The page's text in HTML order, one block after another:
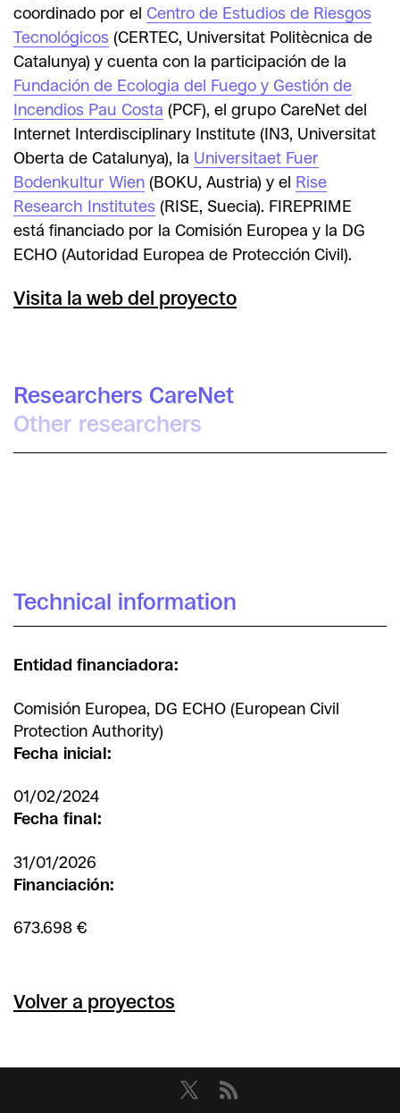
coordinado por el Centro de Estudios de Riesgos
Tecnológicos (CERTEC, Universitat Politècnica de
Catalunya) y cuenta con la participación de la
Fundación de Ecologia del Fuego y Gestión de
Incendios Pau Costa (PCF), el grupo CareNet del
Internet Interdisciplinary Institute (IN3, Universitat
Oberta de Catalunya), la Universitaet Fuer
Bodenkultur Wien (BOKU, Austria) y el Rise
Research Institutes (RISE, Suecia). FIREPRIME
está financiado por la Comisión Europea y la DG
ECHO (Autoridad Europea de Protección Civil).
Visita la web del proyecto
Researchers CareNet
Other researchers
Technical information
Entidad financiadora:
Comisión Europea, DG ECHO (European Civil
Protection Authority)
Fecha inicial:
01/02/2024
Fecha final:
31/01/2026
Financiación:
673.698 €
Volver a proyectos